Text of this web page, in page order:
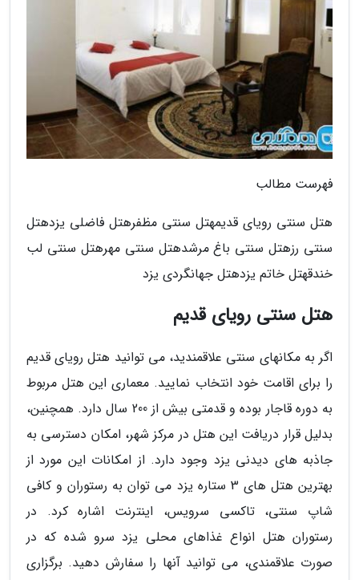
فهرست مطالب
هتل سنتی رویای قدیمهتل سنتی مظفرهتل فاضلی یزدهتل
سنتی رزهتل سنتی باغ مرشدهتل سنتی مهرهتل سنتی لب
خندقهتل خاتم یزدهتل جهانگردی یزد
هتل سنتی رویای قدیم
اگر به مکانهای سنتی علاقمندید، می توانید هتل رویای قدیم
را برای اقامت خود انتخاب نمایید. معماری این هتل مربوط
به دوره قاجار بوده و قدمتی بیش از 200 سال دارد. همچنین،
بدلیل قرار دریافت این هتل در مرکز شهر، امکان دسترسی به
جاذبه های دیدنی یزد وجود دارد. از امکانات این مورد از
بهترین هتل های 3 ستاره یزد می توان به رستوران و کافی
شاپ سنتی، تاکسی سرویس، اینترنت اشاره کرد. در
رستوران هتل انواع غذاهای محلی یزد سرو شده که در
صورت علاقمندی، می توانید آنها را سفارش دهید. برگزاری